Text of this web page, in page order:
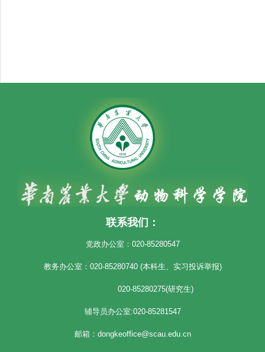
联系我们：
党政办公室：020-85280547
教务办公室：020-85280740 (本科生、实习投诉举报)
020-85280275(研究生)
辅导员办公室:020-85281547
邮箱：dongkeoffice@scau.edu.cn